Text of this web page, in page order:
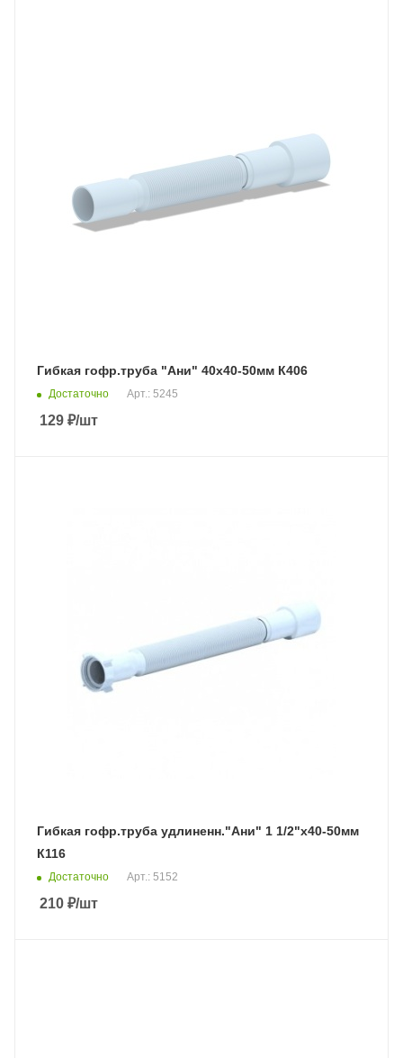
Гибкая гофр.труба "Ани" 40х40-50мм К406
Достаточно Арт.: 5245
129 ₽/шт
Гибкая гофр.труба удлиненн."Ани" 1 1/2"х40-50мм
К116
Достаточно Арт.: 5152
210 ₽/шт